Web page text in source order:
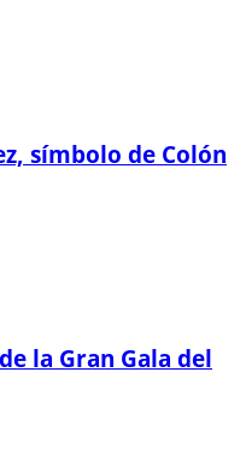
símbolo de Colón
la Gran Gala del